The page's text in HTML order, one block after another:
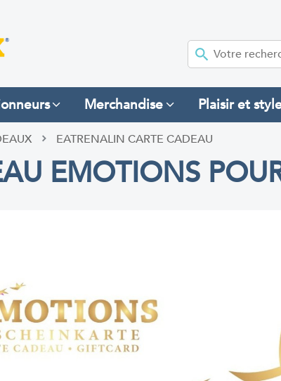
Merchandise Plaisir et
EATRENALIN CARTE CADEAU
EMOTIONS